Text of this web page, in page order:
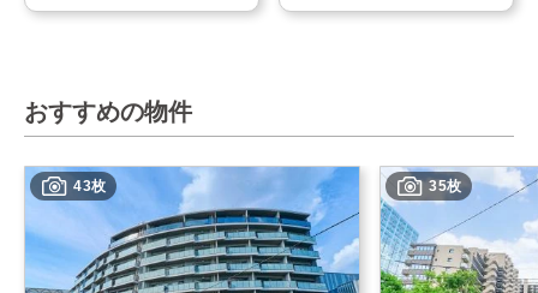
おすすめの物件
43枚 35枚